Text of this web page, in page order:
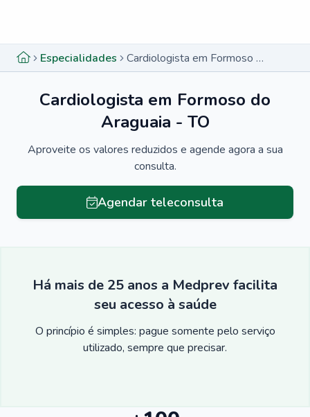
Especialidades Cardiologista em Formoso do Araguaia - TO
Cardiologista em Formoso do
Araguaia - TO
Aproveite os valores reduzidos e agende agora a sua
consulta.
Agendar teleconsulta
Há mais de 25 anos a Medprev facilita
seu acesso à saúde
O princípio é simples: pague somente pelo serviço
utilizado, sempre que precisar.